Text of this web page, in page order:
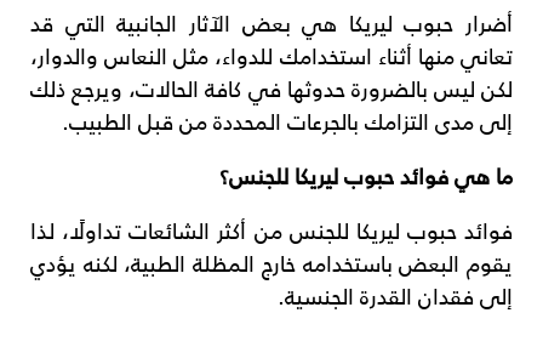
أضرار حبوب ليريكا هي بعض الآثار الجانبية التي قد
تعاني منها أثناء استخدامك للدواء، مثل النعاس والدوار،
لكن ليس بالضرورة حدوثها في كافة الحالات، ويرجع ذلك
إلى مدى التزامك بالجرعات المحددة من قبل الطبيب.
ما هي فوائد حبوب ليريكا للجنس؟
فوائد حبوب ليريكا للجنس من أكثر الشائعات تداولًا، لذا
يقوم البعض باستخدامه خارج المظلة الطبية، لكنه يؤدي
إلى فقدان القدرة الجنسية.